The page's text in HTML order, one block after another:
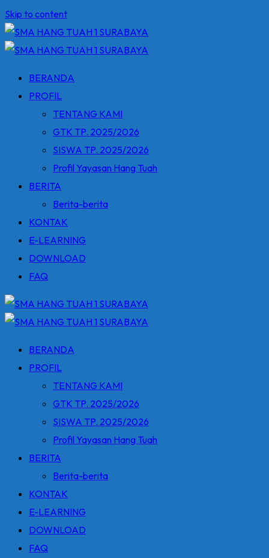
Skip to content
BERANDA
PROFIL
TENTANG KAMI
GTK TP. 2025/2026
SISWA TP. 2025/2026
Profil Yayasan Hang Tuah
BERITA
Berita-berita
KONTAK
E-LEARNING
DOWNLOAD
FAQ
BERANDA
PROFIL
TENTANG KAMI
GTK TP. 2025/2026
SISWA TP. 2025/2026
Profil Yayasan Hang Tuah
BERITA
Berita-berita
KONTAK
E-LEARNING
DOWNLOAD
FAQ